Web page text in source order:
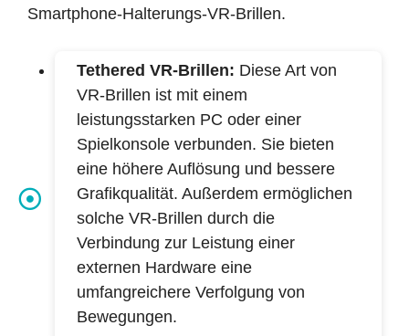
Smartphone-Halterungs-VR-Brillen.
Tethered VR-Brillen: Diese Art von
VR-Brillen ist mit einem
leistungsstarken PC oder einer
Spielkonsole verbunden. Sie bieten
eine höhere Auflösung und bessere
Grafikqualität. Außerdem ermöglichen
solche VR-Brillen durch die
Verbindung zur Leistung einer
externen Hardware eine
umfangreichere Verfolgung von
Bewegungen.